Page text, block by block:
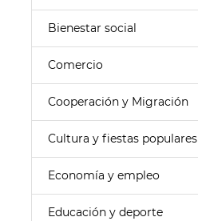
Bienestar social
Comercio
Cooperación y Migración
Cultura y fiestas populares
Economía y empleo
Educación y deporte